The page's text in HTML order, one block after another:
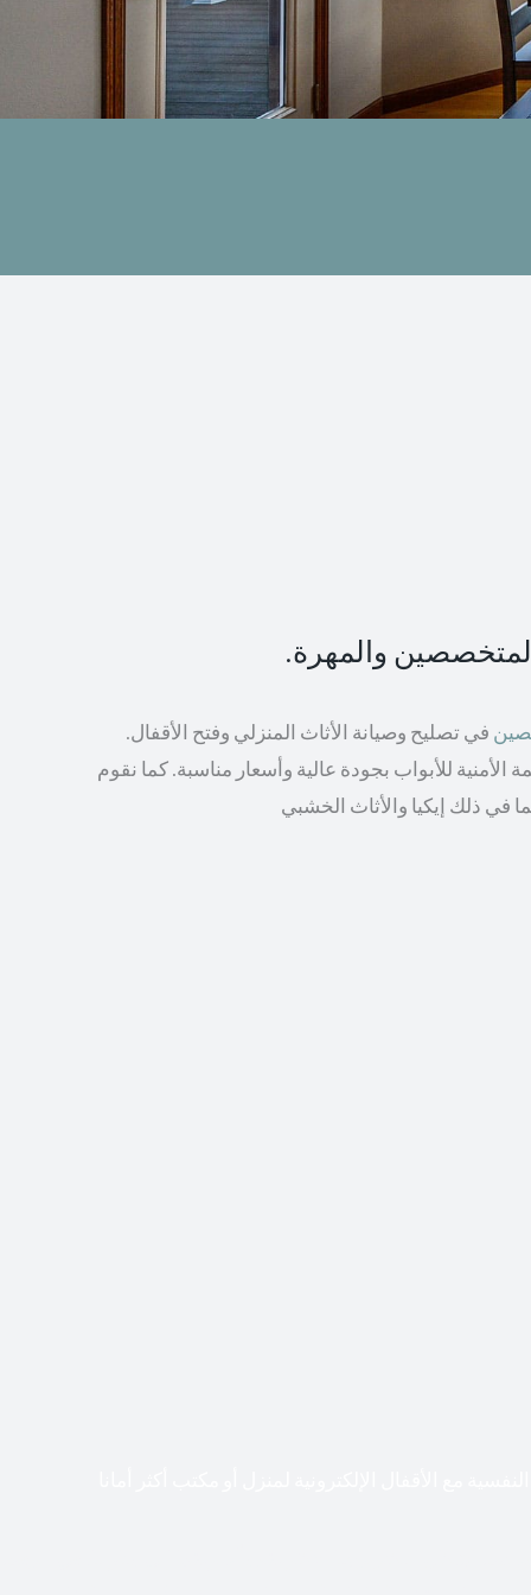
والمهرة.
في تصليح وصيانة الأثاث المنزلي وفتح الأقفال.
للأبواب بجودة عالية وأسعار مناسبة. كما نقوم